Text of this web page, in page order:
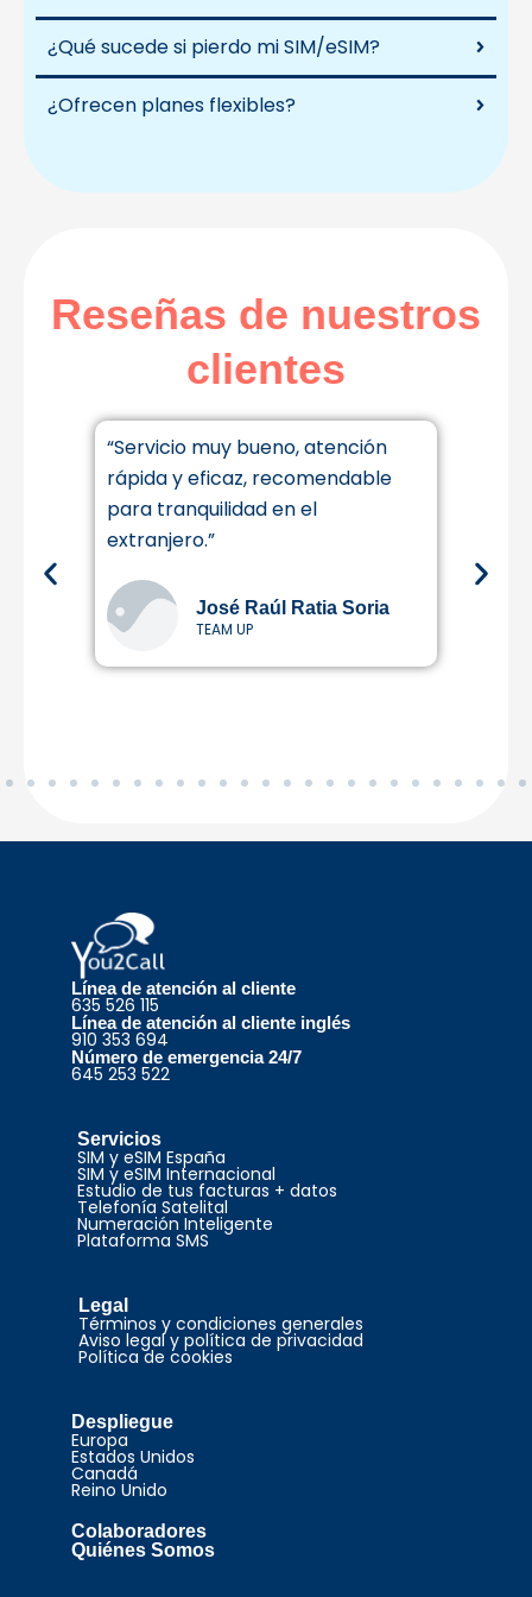
¿Qué sucede si pierdo mi SIM/eSIM?
¿Ofrecen planes flexibles?
Reseñas de nuestros
clientes
“Servicio muy bueno, atención
rápida y eficaz, recomendable
para tranquilidad en el
extranjero.”
José Raúl Ratia Soria
TEAM UP
Línea de atención al cliente
635 526 115
Línea de atención al cliente inglés
910 353 694
Número de emergencia 24/7
645 253 522
Servicios
SIM y eSIM España
SIM y eSIM Internacional
Estudio de tus facturas + datos
Telefonía Satelital
Numeración Inteligente
Plataforma SMS
Legal
Términos y condiciones generales
Aviso legal y política de privacidad
Política de cookies
Despliegue
Europa
Estados Unidos
Canadá
Reino Unido
Colaboradores
Quiénes Somos